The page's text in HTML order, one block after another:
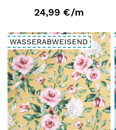
24,99 €/m
WASSERABWEISEND